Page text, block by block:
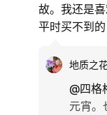
故。我还是
平时买不到
地质之
@四格
元宵。